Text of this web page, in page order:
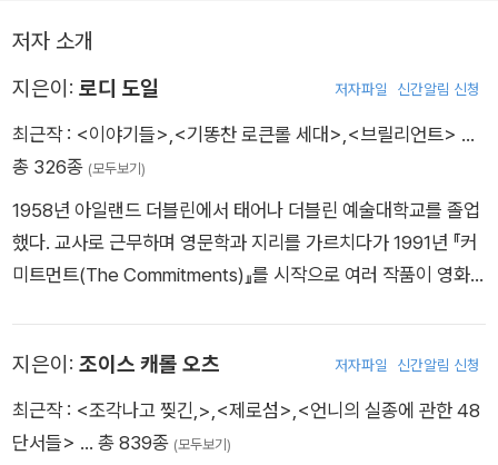
저자 소개
지은이: 로디 도일 저자파일 신간알림 신청
최근작 : <이야기들> <기똥찬 로큰롤 세대> <브릴리언트> …
총 326종 (모두보기)
1958년 아일랜드 더블린에서 태어나 더블린 예술대학교를 졸업
했다. 교사로 근무하며 영문학과 지리를 가르치다가 1991년 『커
미트먼트(The Commitments)』를 시작으로 여러 작품이 영화
(Paddy Clarke Ha Ha Ha)』로 부커상을 수상하면서 국제적인
명성을 얻었다. 주요 작품으로 『스내퍼(The Snapper)』 『헨리라
는 별(A Star Called Henry)』 『로버 크리스마스를 구하다(Rov
지은이: 조이스 캐롤 오츠 저자파일 신간알림 신청
최근작 : <조각나고 찢긴,> <제로섬> <언니의 실종에 관한 48
단서들> … 총 839종 (모두보기)